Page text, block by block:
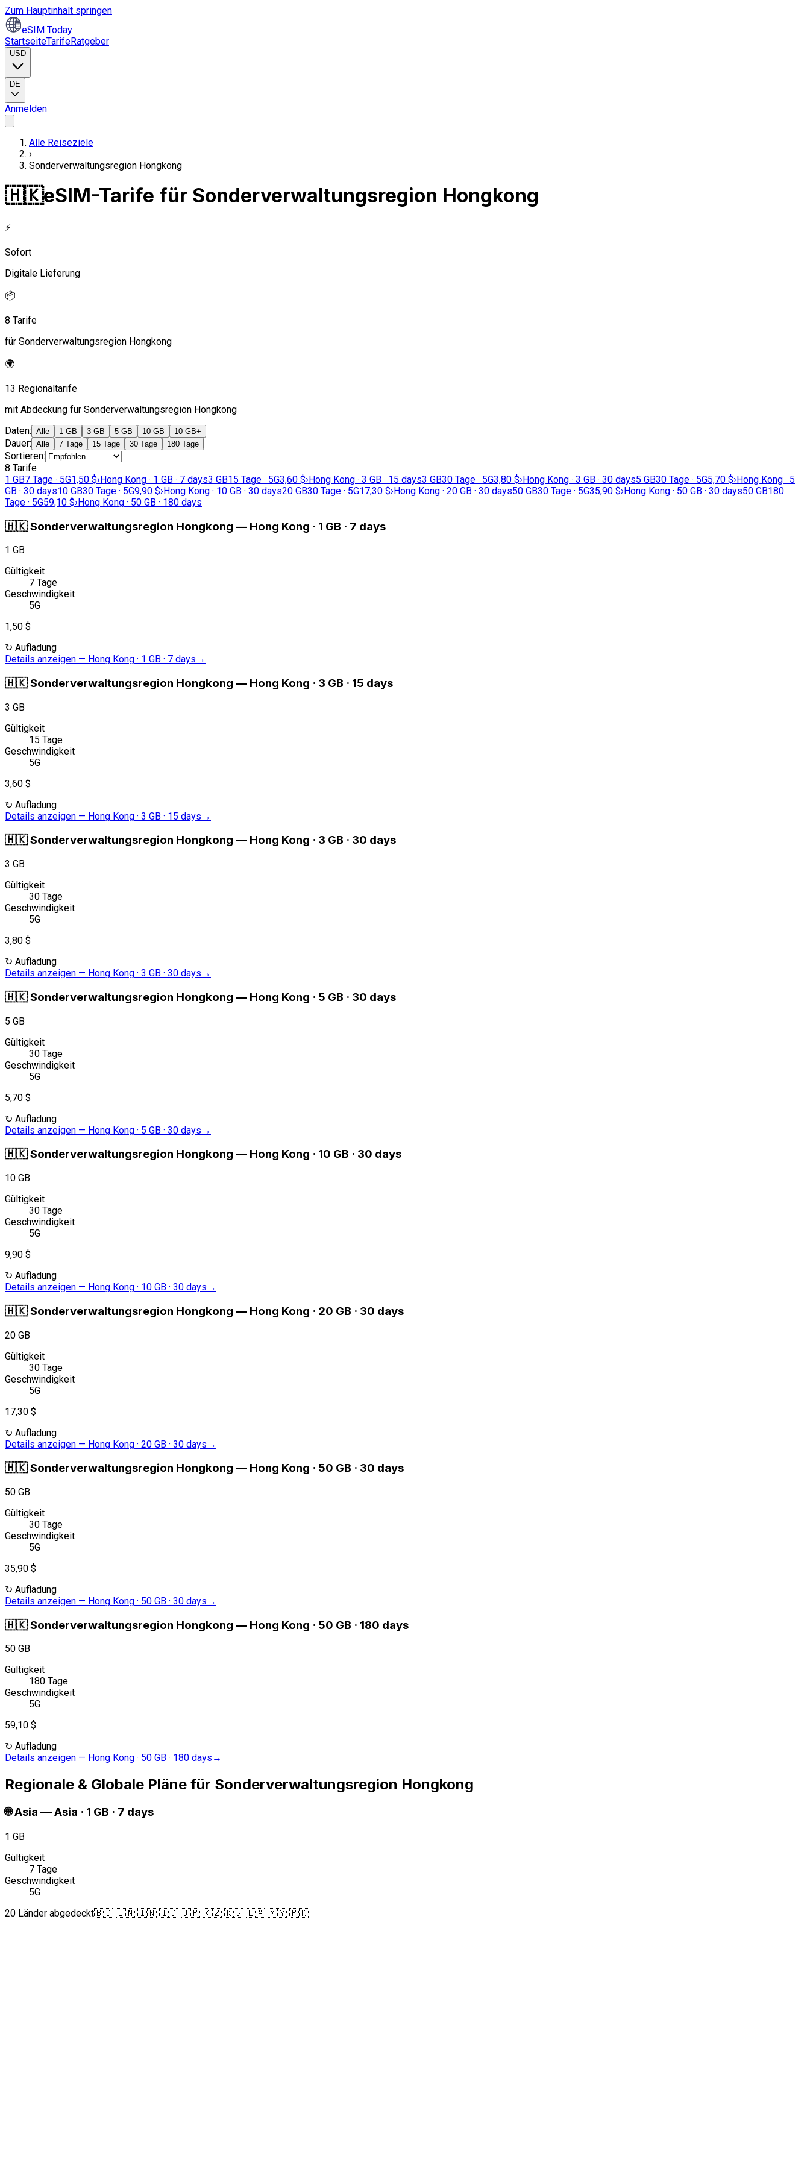
Zum Hauptinhalt springen
eSIM Today
StartseiteTarifeRatgeber
USD
DE
Anmelden
Alle Reiseziele
›
Sonderverwaltungsregion Hongkong
🇭🇰eSIM-Tarife für Sonderverwaltungsregion Hongkong
⚡
Sofort
Digitale Lieferung
📦
8 Tarife
für Sonderverwaltungsregion Hongkong
🌍
13 Regionaltarife
mit Abdeckung für Sonderverwaltungsregion Hongkong
Daten: Alle 1 GB 3 GB 5 GB 10 GB 10 GB+
Dauer: Alle 7 Tage 15 Tage 30 Tage 180 Tage
Sortieren:
8 Tarife
1 GB7 Tage · 5G1,50 $›Hong Kong · 1 GB · 7 days3 GB15 Tage · 5G3,60 $›Hong Kong · 3 GB · 15 days3 GB30 Tage · 5G3,80 $›Hong Kong · 3 GB · 30 days5 GB30 Tage · 5G5,70 $›Hong Kong · 5
GB · 30 days10 GB30 Tage · 5G9,90 $›Hong Kong · 10 GB · 30 days20 GB30 Tage · 5G17,30 $›Hong Kong · 20 GB · 30 days50 GB30 Tage · 5G35,90 $›Hong Kong · 50 GB · 30 days50 GB180
Tage · 5G59,10 $›Hong Kong · 50 GB · 180 days
🇭🇰Sonderverwaltungsregion Hongkong — Hong Kong · 1 GB · 7 days
1 GB
Gültigkeit
7 Tage
Geschwindigkeit
5G
1,50 $
↻ Aufladung
Details anzeigen — Hong Kong · 1 GB · 7 days →
🇭🇰Sonderverwaltungsregion Hongkong — Hong Kong · 3 GB · 15 days
3 GB
Gültigkeit
15 Tage
Geschwindigkeit
5G
3,60 $
↻ Aufladung
Details anzeigen — Hong Kong · 3 GB · 15 days →
🇭🇰Sonderverwaltungsregion Hongkong — Hong Kong · 3 GB · 30 days
3 GB
Gültigkeit
30 Tage
Geschwindigkeit
5G
3,80 $
↻ Aufladung
Details anzeigen — Hong Kong · 3 GB · 30 days →
🇭🇰Sonderverwaltungsregion Hongkong — Hong Kong · 5 GB · 30 days
5 GB
Gültigkeit
30 Tage
Geschwindigkeit
5G
5,70 $
↻ Aufladung
Details anzeigen — Hong Kong · 5 GB · 30 days →
🇭🇰Sonderverwaltungsregion Hongkong — Hong Kong · 10 GB · 30 days
10 GB
Gültigkeit
30 Tage
Geschwindigkeit
5G
9,90 $
↻ Aufladung
Details anzeigen — Hong Kong · 10 GB · 30 days →
🇭🇰Sonderverwaltungsregion Hongkong — Hong Kong · 20 GB · 30 days
20 GB
Gültigkeit
30 Tage
Geschwindigkeit
5G
17,30 $
↻ Aufladung
Details anzeigen — Hong Kong · 20 GB · 30 days →
🇭🇰Sonderverwaltungsregion Hongkong — Hong Kong · 50 GB · 30 days
50 GB
Gültigkeit
30 Tage
Geschwindigkeit
5G
35,90 $
↻ Aufladung
Details anzeigen — Hong Kong · 50 GB · 30 days →
🇭🇰Sonderverwaltungsregion Hongkong — Hong Kong · 50 GB · 180 days
50 GB
Gültigkeit
180 Tage
Geschwindigkeit
5G
59,10 $
↻ Aufladung
Details anzeigen — Hong Kong · 50 GB · 180 days →
Regionale & Globale Pläne für Sonderverwaltungsregion Hongkong
🌐Asia —Asia · 1 GB · 7 days
1 GB
Gültigkeit
7 Tage
Geschwindigkeit
5G
20 Länder abgedeckt🇧🇩 🇨🇳 🇮🇳 🇮🇩 🇯🇵 🇰🇿 🇰🇬 🇱🇦 🇲🇾 🇵🇰